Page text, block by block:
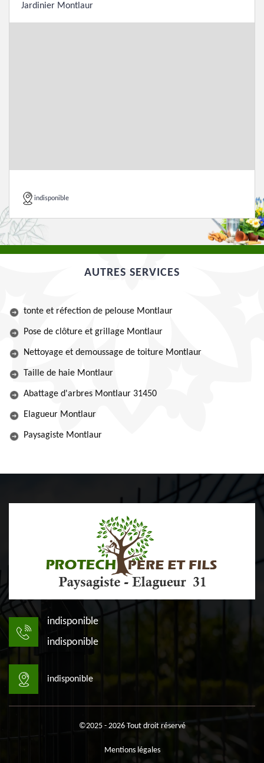
Jardinier Montlaur
indisponible
AUTRES SERVICES
tonte et réfection de pelouse Montlaur
Pose de clôture et grillage Montlaur
Nettoyage et demoussage de toiture Montlaur
Taille de haie Montlaur
Abattage d'arbres Montlaur 31450
Elagueur Montlaur
Paysagiste Montlaur
indisponible
indisponible
indisponible
©2025 - 2026 Tout droit réservé
Mentions légales